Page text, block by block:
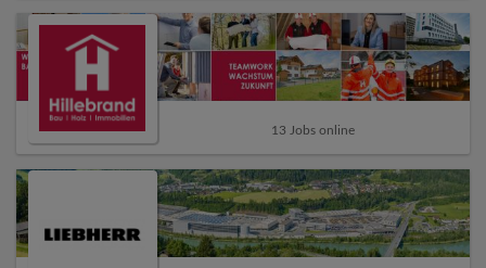
13 Jobs online